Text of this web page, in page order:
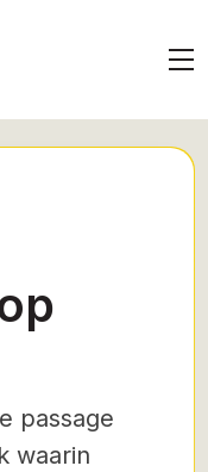
passage
waarin